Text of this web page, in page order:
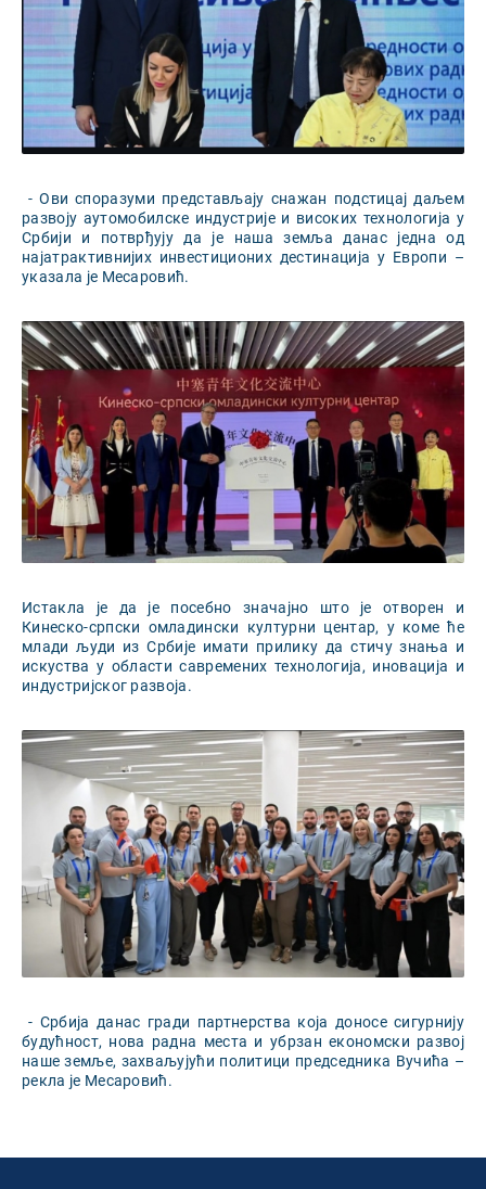
- Ови споразуми представљају снажан подстицај даљем
развоју аутомобилске индустрије и високих технологија у
Србији и потврђују да је наша земља данас једна од
најатрактивнијих инвестиционих дестинација у Европи –
указала је Месаровић.
Истакла је да је посебно значајно што је отворен и
Кинеско-српски омладински културни центар, у коме ће
млади људи из Србије имати прилику да стичу знања и
искуства у области савремених технологија, иновација и
индустријског развоја.
- Србија данас гради партнерства која доносе сигурнију
будућност, нова радна места и убрзан економски развој
наше земље, захваљујући политици председника Вучића –
рекла је Месаровић.